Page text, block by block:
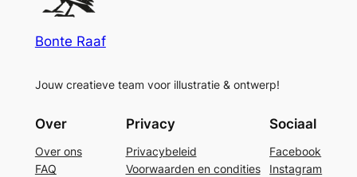
Bonte Raaf
Jouw creatieve team voor illustratie & ontwerp!
Over
Over ons
FAQ
Privacy
Privacybeleid
Voorwaarden en condities
Sociaal
Facebook
Instagram